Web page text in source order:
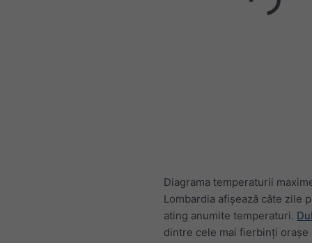
Diagrama temperaturii
Lombardia afișează câte zile
ating anumite temperaturi.
dintre cele mai fierbinți orașe